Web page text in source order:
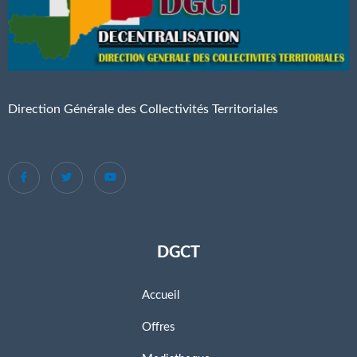
Direction Générale des Collectivités Territoriales
DGCT
Accueil
Offres